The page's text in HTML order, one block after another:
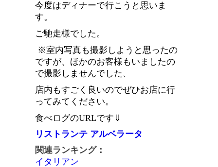
今度はディナーで行こうと思いま
す。
ご馳走様でした。
※室内写真も撮影しようと思ったの
ですが、ほかのお客様もいましたの
で撮影しませんでした、
店内もすごく良いのでぜひお店に行
ってみてください。
食べログのURLです⇓
リストランテ アルベラータ
関連ランキング：
イタリアン